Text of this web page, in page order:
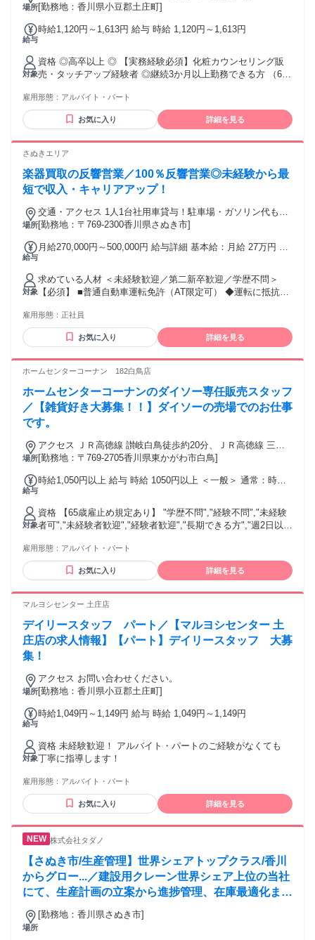
場所[勤務地：香川県小豆郡土庄町]
給与
時給1,120円～1,613円 給与 時給 1,120円～1,613円
対象
資格 ◎高卒以上 ◎ 【実務経験必須】化粧カウンセリング販
売・タッチアップ経験者 ◎継続3か月以上勤務できる方 （65
（美容部員）ですが、レジや陳列・品出し業務もあります
【喫煙者の方へ】 ザグザグでは地域のみなさまの美と健康づ
くりを サポートするため、敷地内は全面禁煙となっておりま
ます。
雇用形態： アルバイト・パート
お気に入り 詳細を見る
さぬきエリア
楽器買取の反響営業／100％反響営業◎未経験から最
短で収入・キャリアアップ！
場所
交通・アクセス 1人1台社用車貸与！駐車場・ガソリン代も会
社負担！
[勤務地：〒769-2300香川県さぬき市]
給与
月給270,000円～500,000円 給与詳細 基本給：月給 27万円 〜
れる通勤・皆勤・家族手当金額：あり 全員に一律で支払われ
るその他手当金額：なし ★入社2年後まで、全員が毎年2.5万
円ずつ自動昇給★ 月給27万円～50万円＋賞与＋インセン（最
大月20万円） ※固定残業代（月30時間分／4万9200円～）を
入社2年後までは2.5万円以上が自動昇給、3年目以降は人事評
価により昇給！ 【入社2年目】月給29万5000円以上 【入社3
年目】月給32万円以上 もちろんがんばりに応じて2.5万円以上
の昇給も可能です！ ＜インセンティブでしっかり稼げる！＞
インセンティブだけで年間240万円の支給実績も多数！ 入社1
年目で達成した先輩も多数在籍！ 独り立ち後はすぐにインセ
ンティブ支給対象になります◎ <試用期間中> 期間：入社後3
ヵ月間 月給24万5000円 ※固定残業代（月30時間分／4万4600
対象
求めている人材 ＜未経験歓迎／第二新卒歓迎／学歴不問＞
【必須】 ■普通自動車運転免許（AT限定可） ◆運転に抵抗が
方を歓迎します！／ □ 営業として稼げる力を身につけたい方
□ 頑張りを収入で実感したい方 □ 成果主義の環境で挑戦した
い方 □ 最短で収入・キャリアアップを目指したい方 □ 市場価
楽や楽器に興味がある方 ＼ほぼ全員が未経験スタート！／ 先
売、建設業などさまざま。 未経験から成果を出している社員
が多数活躍しています。 異業界からの挑戦も大歓迎◎
雇用形態： 正社員
お気に入り 詳細を見る
ホームセンターコーナン 182白鳥店
ホームセンターコーナンのダイソー専任販売スタッフ
／【雑貨好き大募集！！】ダイソーの売場でのお仕事
です。
場所
アクセス ＪＲ高徳線 讃岐白鳥徒歩約20分、ＪＲ高徳線 三本
松（香川県）徒歩約25分、ＪＲ高徳線 丹生徒歩約61分 長尾線
[勤務地：〒769-2705香川県東かがわ市白鳥]
給与
時給1,050円以上 給与 時給 1050円以上 ＜一般＞ 通常：時給
～9時：時給1,100円～ ＜大学生＞ 通常：時給1,080円～ 16時
以降：時給1,130円～ 日祝：時給1,130円～ 7～9時：時給
1,100円～ ＜高校生＞ 通常：時給1,050円～ 16時以降：時給
1,100円～ 日祝：時給1,100円～ 7～9時：時給1,070円～ 交通
対象
資格 【65歳雇止め規定あり】 "学歴不問","経験不問","未経験
者可","未経験者歓迎","経験者歓迎","長期できる方","週2日以上
雇用形態： アルバイト・パート
お気に入り 詳細を見る
マルヨシセンター 土庄店
デイリースタッフ パート／【マルヨシセンター 土
庄店の求人情報】【パート】デイリースタッフ 大募
集！
場所
アクセス お問い合わせください。
[勤務地：香川県小豆郡土庄町]
給与
時給1,049円～1,149円 給与 時給 1,049円～1,149円
対象
資格 未経験歓迎！ アルバイト・パートのご経験がなくても
丁寧に指導します！
雇用形態： アルバイト・パート
お気に入り 詳細を見る
株式会社タダノ
【さぬき市/生産管理】世界シェアトップクラス/香川
からグロー...／建設用クレーン世界シェア上位の当社
にて、生産計画の立案から進捗管理、在庫最適化まで
幅広く担当。関係部門と連携し、製造現場の司令塔と
して効率的な生産体制を構築・牽引する役割を担いま
場所
[勤務地：香川県さぬき市]